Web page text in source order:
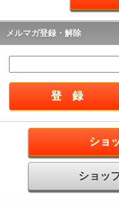
メルマガ登録・解除
ショ
ショッ